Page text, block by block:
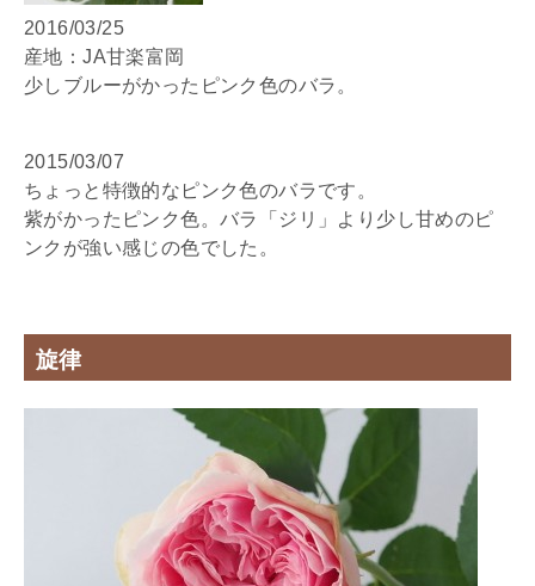
2016/03/25
産地：JA甘楽富岡
少しブルーがかったピンク色のバラ。
2015/03/07
ちょっと特徴的なピンク色のバラです。
紫がかったピンク色。バラ「ジリ」より少し甘めのピ
ンクが強い感じの色でした。
旋律